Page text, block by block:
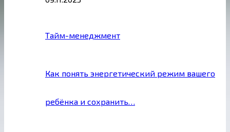
Тайм-менеджмент
Как понять энергетический режим вашего
ребёнка и сохранить…